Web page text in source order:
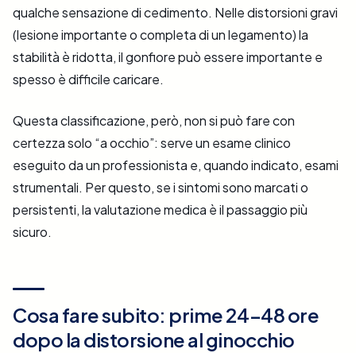
qualche sensazione di cedimento. Nelle distorsioni gravi
(lesione importante o completa di un legamento) la
stabilità è ridotta, il gonfiore può essere importante e
spesso è difficile caricare.
Questa classificazione, però, non si può fare con
certezza solo “a occhio”: serve un esame clinico
eseguito da un professionista e, quando indicato, esami
strumentali. Per questo, se i sintomi sono marcati o
persistenti, la valutazione medica è il passaggio più
sicuro.
Cosa fare subito: prime 24–48 ore
dopo la distorsione al ginocchio